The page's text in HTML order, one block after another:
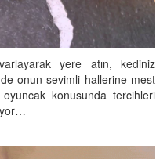
yere atın, kediniz
onun sevimli hallerine mest
oyuncak konusunda tercihleri